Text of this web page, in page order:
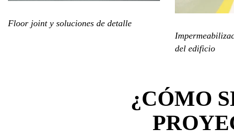
Floor joint y soluciones de detalle
del edificio
¿CÓMO